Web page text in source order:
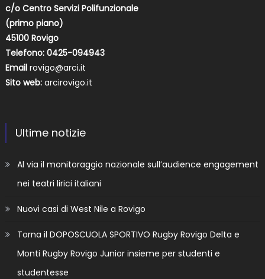
c/o Centro Servizi Polifunzionale
(primo piano)
45100 Rovigo
Telefono: 0425-094943
Email rovigo@arci.it
Sito web: arcirovigo.it
Ultime notizie
Al via il monitoraggio nazionale sull’audience engagement
nei teatri lirici italiani
Nuovi casi di West Nile a Rovigo
Torna il DOPOSCUOLA SPORTIVO Rugby Rovigo Delta e
Monti Rugby Rovigo Junior insieme per studenti e
studentesse